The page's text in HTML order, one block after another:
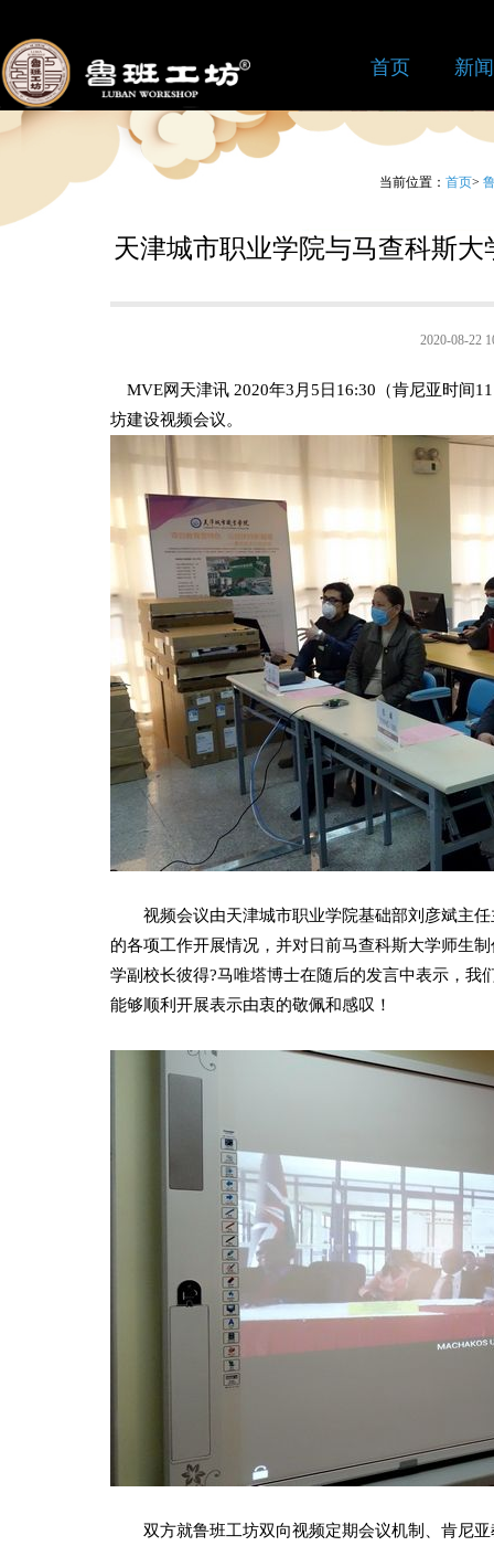
首页 新
当前位置： 首页>
天津城市职业学院与马查科斯
2020-08-22
MVE网天津讯 2020年3月5日16:30（肯尼亚时间
坊建设视频会议。
视频会议由天津城市职业学院基础部刘彦斌主任
的各项工作开展情况，并对日前马查科斯大学师生
学副校长彼得?马唯塔博士在随后的发言中表示，
能够顺利开展表示由衷的敬佩和感叹！
双方就鲁班工坊双向视频定期会议机制、肯尼亚